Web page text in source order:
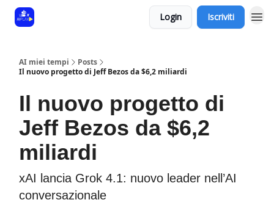
Login Iscriviti
AI miei tempi
Posts
Il nuovo progetto di Jeff Bezos da $6,2 miliardi
Il nuovo progetto di
Jeff Bezos da $6,2
miliardi
xAI lancia Grok 4.1: nuovo leader nell’AI
conversazionale